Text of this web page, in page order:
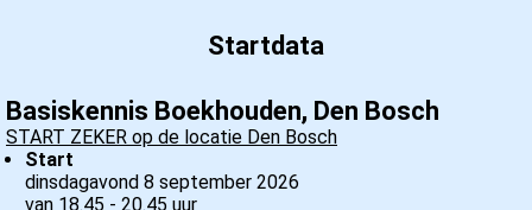
Startdata
Basiskennis Boekhouden, Den Bosch
START ZEKER op de locatie Den Bosch
Start
dinsdagavond 8 september 2026
van 18.45 - 20.45 uur